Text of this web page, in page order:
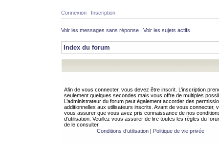
Connexion Inscription
Voir les messages sans réponse | Voir les sujets actifs
Index du forum
Afin de vous connecter, vous devez être inscrit. L’inscription
seulement quelques secondes mais vous offre de multiples
L’administrateur du forum peut également accorder des
additionnelles aux utilisateurs inscrits. Avant de vous connecter,
vous assurer que vous avez pris connaissance de nos
d’utilisation. Veuillez vous assurer de lire toutes les règles du
de le consulter.
Conditions d’utilisation| Politique de vie privée